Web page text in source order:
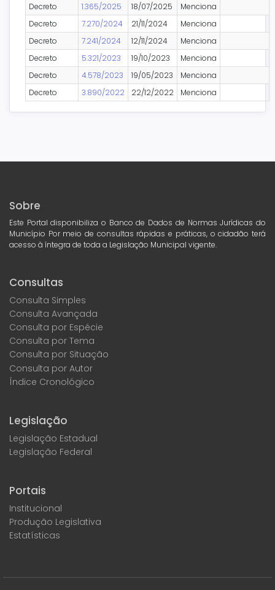
Decreto
1.365/2025 18/07/2025
Menciona
Decreto
7.270/2024 21/11/2024
Menciona
Decreto
7.241/2024 12/11/2024
Menciona
Decreto
5.321/2023 19/10/2023
Menciona
Decreto
4.578/2023 19/05/2023
Menciona
Decreto
3.890/2022 22/12/2022 Menciona
Sobre
Este Portal disponibiliza o Banco de Dados de Normas Jurídicas do
Município Por meio de consultas rápidas e práticas, o cidadão terá
acesso à íntegra de toda a Legislação Municipal vigente.
Consultas
Consulta Simples
Consulta Avançada
Consulta por Espécie
Consulta por Tema
Consulta por Situação
Consulta por Autor
Índice Cronológico
Legislação
Legislação Estadual
Legislação Federal
Portais
Institucional
Produção Legislativa
Estatísticas